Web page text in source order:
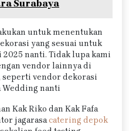
Surabaya
untuk menentukan
yang sesuai untuk
2025 nanti. Tidak lupa kami
vendor lainnya di
seperti vendor dekorasi
Wedding nanti
Kak Riko dan Kak Fafa
jagarasacatering depok